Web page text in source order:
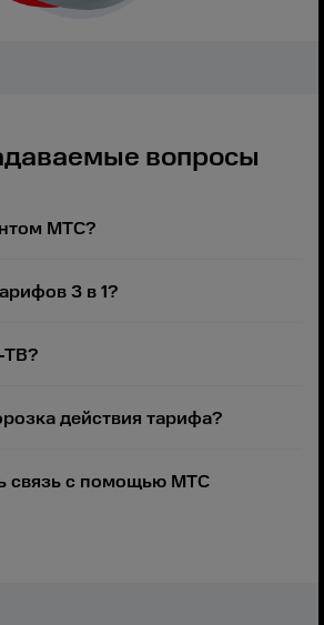
вопросы
МТС?
3 в 1?
ТВ?
действия тарифа?
связь с помощью МТС